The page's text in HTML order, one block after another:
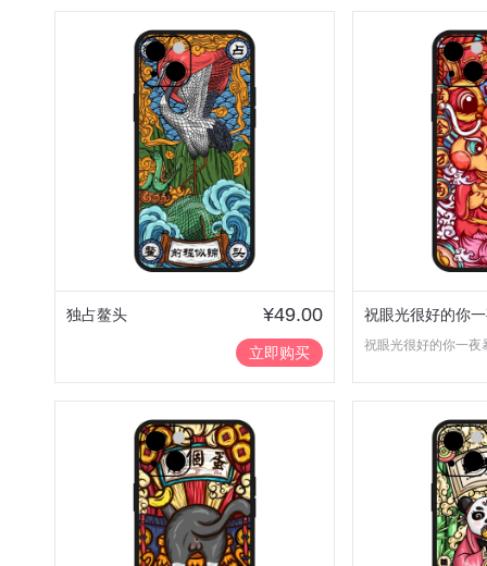
独占鳌头 ¥49.00
立即购买
祝眼光很好的你
富~
祝眼光很好的你一夜